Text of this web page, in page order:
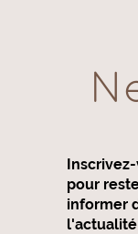
pour
informer